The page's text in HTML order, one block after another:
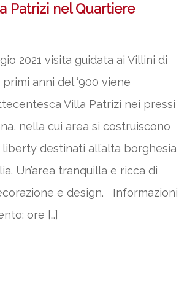
Patrizi nel Quartiere
2021 visita guidata ai Villini di
anni del ‘900 viene
Villa Patrizi nei pressi
nella cui area si costruiscono
destinati all’alta borghesia
Un’area tranquilla e ricca di
e design. Informazioni
ore […]